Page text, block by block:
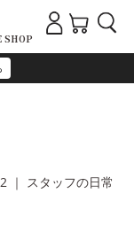
SHOP
｜ スタッフの日常